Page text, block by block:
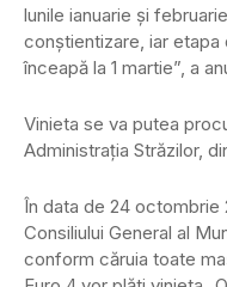
lunile ianuarie şi
conştientizare, iar
înceapă la 1 martie”, a
Vinieta se va putea
Administraţia Străzilor,
În data de 24 octombrie
Consiliului General al
conform căruia toate